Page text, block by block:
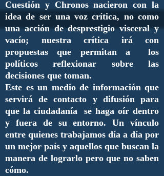
Cuestión y Chronos nacieron con la
idea de ser una voz crítica, no como
una acción de desprestigio visceral y
vacío; nuestra crítica irá con
propuestas que permitan a los
políticos reflexionar sobre las
decisiones que toman.
Este es un medio de información que
servirá de contacto y difusión para
que la ciudadanía se haga oír dentro
y fuera de su entorno. Un vínculo
entre quienes trabajamos día a día por
un mejor país y aquellos que buscan la
manera de lograrlo pero que no saben
cómo.